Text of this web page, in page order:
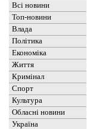
Всі новини
Топ-новини
Влада
Політика
Економіка
Життя
Кримінал
Спорт
Культура
Обласні новини
Україна